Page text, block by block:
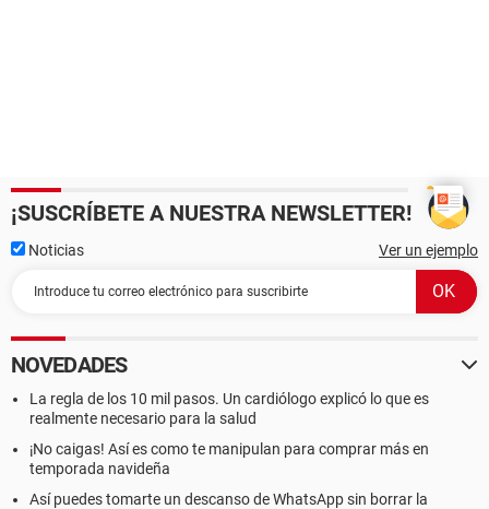
¡SUSCRÍBETE A NUESTRA NEWSLETTER!
Noticias Ver un ejemplo
NOVEDADES
La regla de los 10 mil pasos. Un cardiólogo explicó lo que es
realmente necesario para la salud
¡No caigas! Así es como te manipulan para comprar más en
temporada navideña
Así puedes tomarte un descanso de WhatsApp sin borrar la